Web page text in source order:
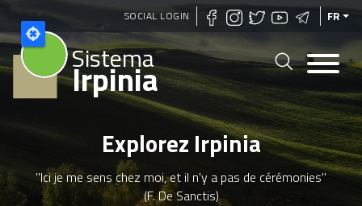
Aller
au
contenu
principal
SOCIAL LOGIN FR
Sistema
Irpinia
Explorez Irpinia
"Ici je me sens chez moi, et il n'y a pas de cérémonies"
(F. De Sanctis)